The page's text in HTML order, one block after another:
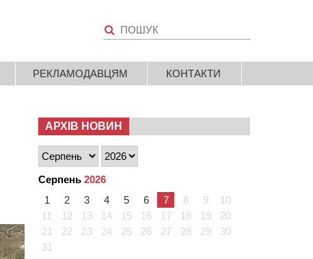
РЕКЛАМОДАВЦЯМ КОНТАКТИ
АРХІВ НОВИН
Серпень 2026
1
2 3 4 5 6 7 8 9
10
11
12 13 14 15 16 17 18 19
20
21
22 23 24 25 26 27 28 29
30
31